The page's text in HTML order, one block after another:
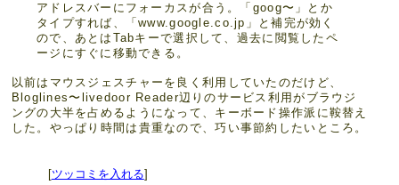
アドレスバーにフォーカスが合う。「goog〜」とか
タイプすれば、「www.google.co.jp」と補完が効く
ので、あとはTabキーで選択して、過去に閲覧したペ
ージにすぐに移動できる。
以前はマウスジェスチャーを良く利用していたのだけど、
Bloglines〜livedoor Reader辺りのサービス利用がブラウジ
ングの大半を占めるようになって、キーボード操作派に鞍替え
した。やっぱり時間は貴重なので、巧い事節約したいところ。
[ツッコミを入れる]